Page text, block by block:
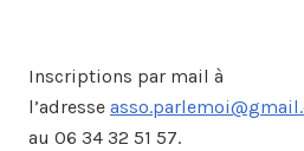
Inscriptions par mail à
l’adresse
au 06 34 32 51 57.